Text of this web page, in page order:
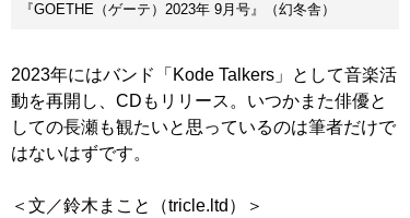
『GOETHE（ゲーテ）2023年 9月号』（幻冬舎）
2023年にはバンド「Kode Talkers」として音楽活
動を再開し、CDもリリース。いつかまた俳優と
しての長瀬も観たいと思っているのは筆者だけで
はないはずです。